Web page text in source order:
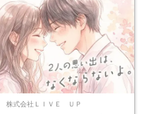
株式会社ＬＩＶＥ ＵＰ